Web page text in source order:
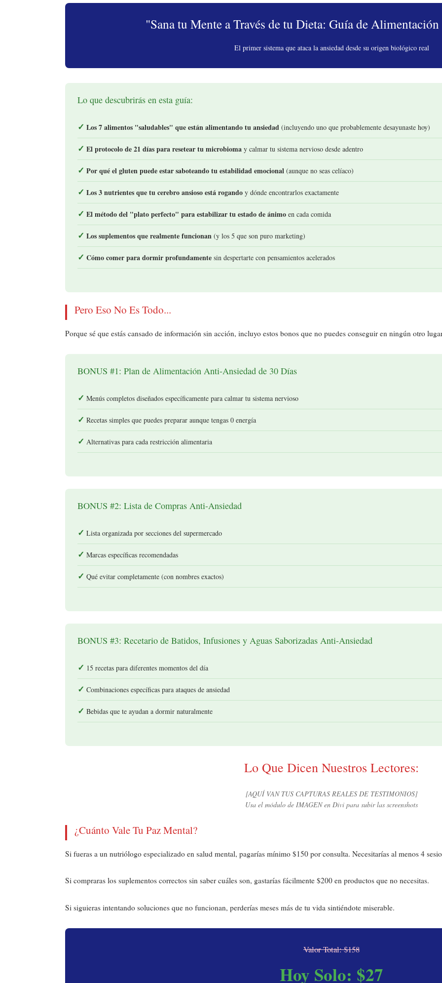
"Sana tu Mente a Través de tu Dieta: Guía de
El primer sistema que ataca la ansiedad desde su origen biológico real
Lo que descubrirás en esta guía:
Los 7 alimentos "saludables" que están alimentando tu ansiedad (incluyendo uno que probablemente desayunaste hoy)
El protocolo de 21 días para resetear tu microbioma y calmar tu sistema nervioso desde adentro
Por qué el gluten puede estar saboteando tu estabilidad emocional (aunque no seas celíaco)
Los 3 nutrientes que tu cerebro ansioso está rogando y dónde encontrarlos exactamente
El método del "plato perfecto" para estabilizar tu estado de ánimo en cada comida
Los suplementos que realmente funcionan (y los 5 que son puro marketing)
Cómo comer para dormir profundamente sin despertarte con pensamientos acelerados
Pero Eso No Es Todo...
Porque sé que estás cansado de información sin acción, incluyo estos bonos que no puedes conseguir en ningún otro
BONUS #1: Plan de Alimentación Anti-Ansiedad de 30 Días
Menús completos diseñados específicamente para calmar tu sistema nervioso
Recetas simples que puedes preparar aunque tengas 0 energía
Alternativas para cada restricción alimentaria
BONUS #2: Lista de Compras Anti-Ansiedad
Lista organizada por secciones del supermercado
Marcas específicas recomendadas
Qué evitar completamente (con nombres exactos)
BONUS #3: Recetario de Batidos, Infusiones y Aguas Saborizadas Anti-Ansiedad
15 recetas para diferentes momentos del día
Combinaciones específicas para ataques de ansiedad
Bebidas que te ayudan a dormir naturalmente
Lo Que Dicen Nuestros Lectores:
[AQUÍ VAN TUS CAPTURAS REALES DE TESTIMONIOS]
Usa el módulo de IMAGEN en Divi para subir las screenshots
¿Cuánto Vale Tu Paz Mental?
Si fueras a un nutriólogo especializado en salud mental, pagarías mínimo $150 por consulta. Necesitarías al menos 4
Si compraras los suplementos correctos sin saber cuáles son, gastarías fácilmente $200 en productos que no necesitas.
Si siguieras intentando soluciones que no funcionan, perderías meses más de tu vida sintiéndote miserable.
Valor Total: $158
Hoy Solo: $27